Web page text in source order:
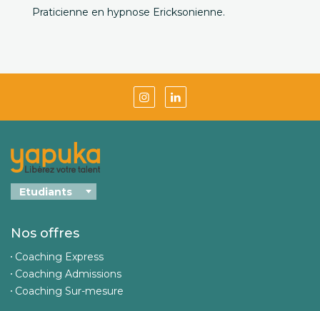
Praticienne en hypnose Ericksonienne.
Nos offres
Coaching Express
Coaching Admissions
Coaching Sur-mesure